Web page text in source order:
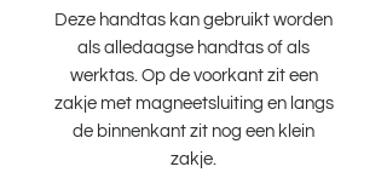
Deze handtas kan gebruikt worden
als alledaagse handtas of als
werktas. Op de voorkant zit een
zakje met magneetsluiting en langs
de binnenkant zit nog een klein
zakje.